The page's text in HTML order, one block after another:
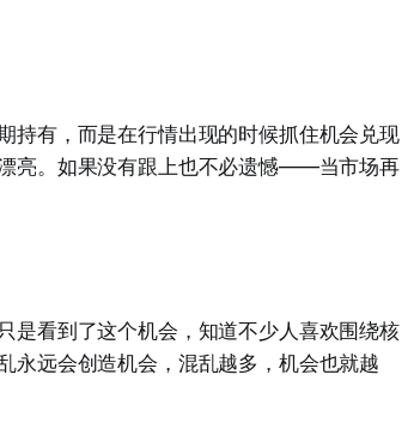
持有，而是在行情出现的时候抓住机会兑现
亮。如果没有跟上也不必遗憾——当市场再
看到了这个机会，知道不少人喜欢围绕核
永远会创造机会，混乱越多，机会也就越